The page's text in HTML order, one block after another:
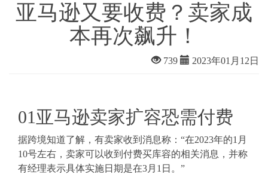
亚马逊又要收费？卖家成
本再次飙升！
739 2023年01月12日
01 亚马逊卖家扩容恐需付费
据跨境知道了解，有卖家收到消息称：“在2023年的1月
10号左右，卖家可以收到付费买库容的相关消息，并称
有经理表示具体实施日期是在3月1日。”